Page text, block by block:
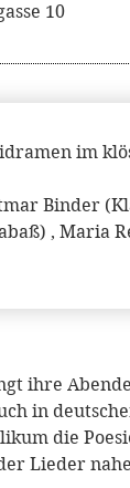
10
im
Binder
, Maria
ihre
in
die
Lieder